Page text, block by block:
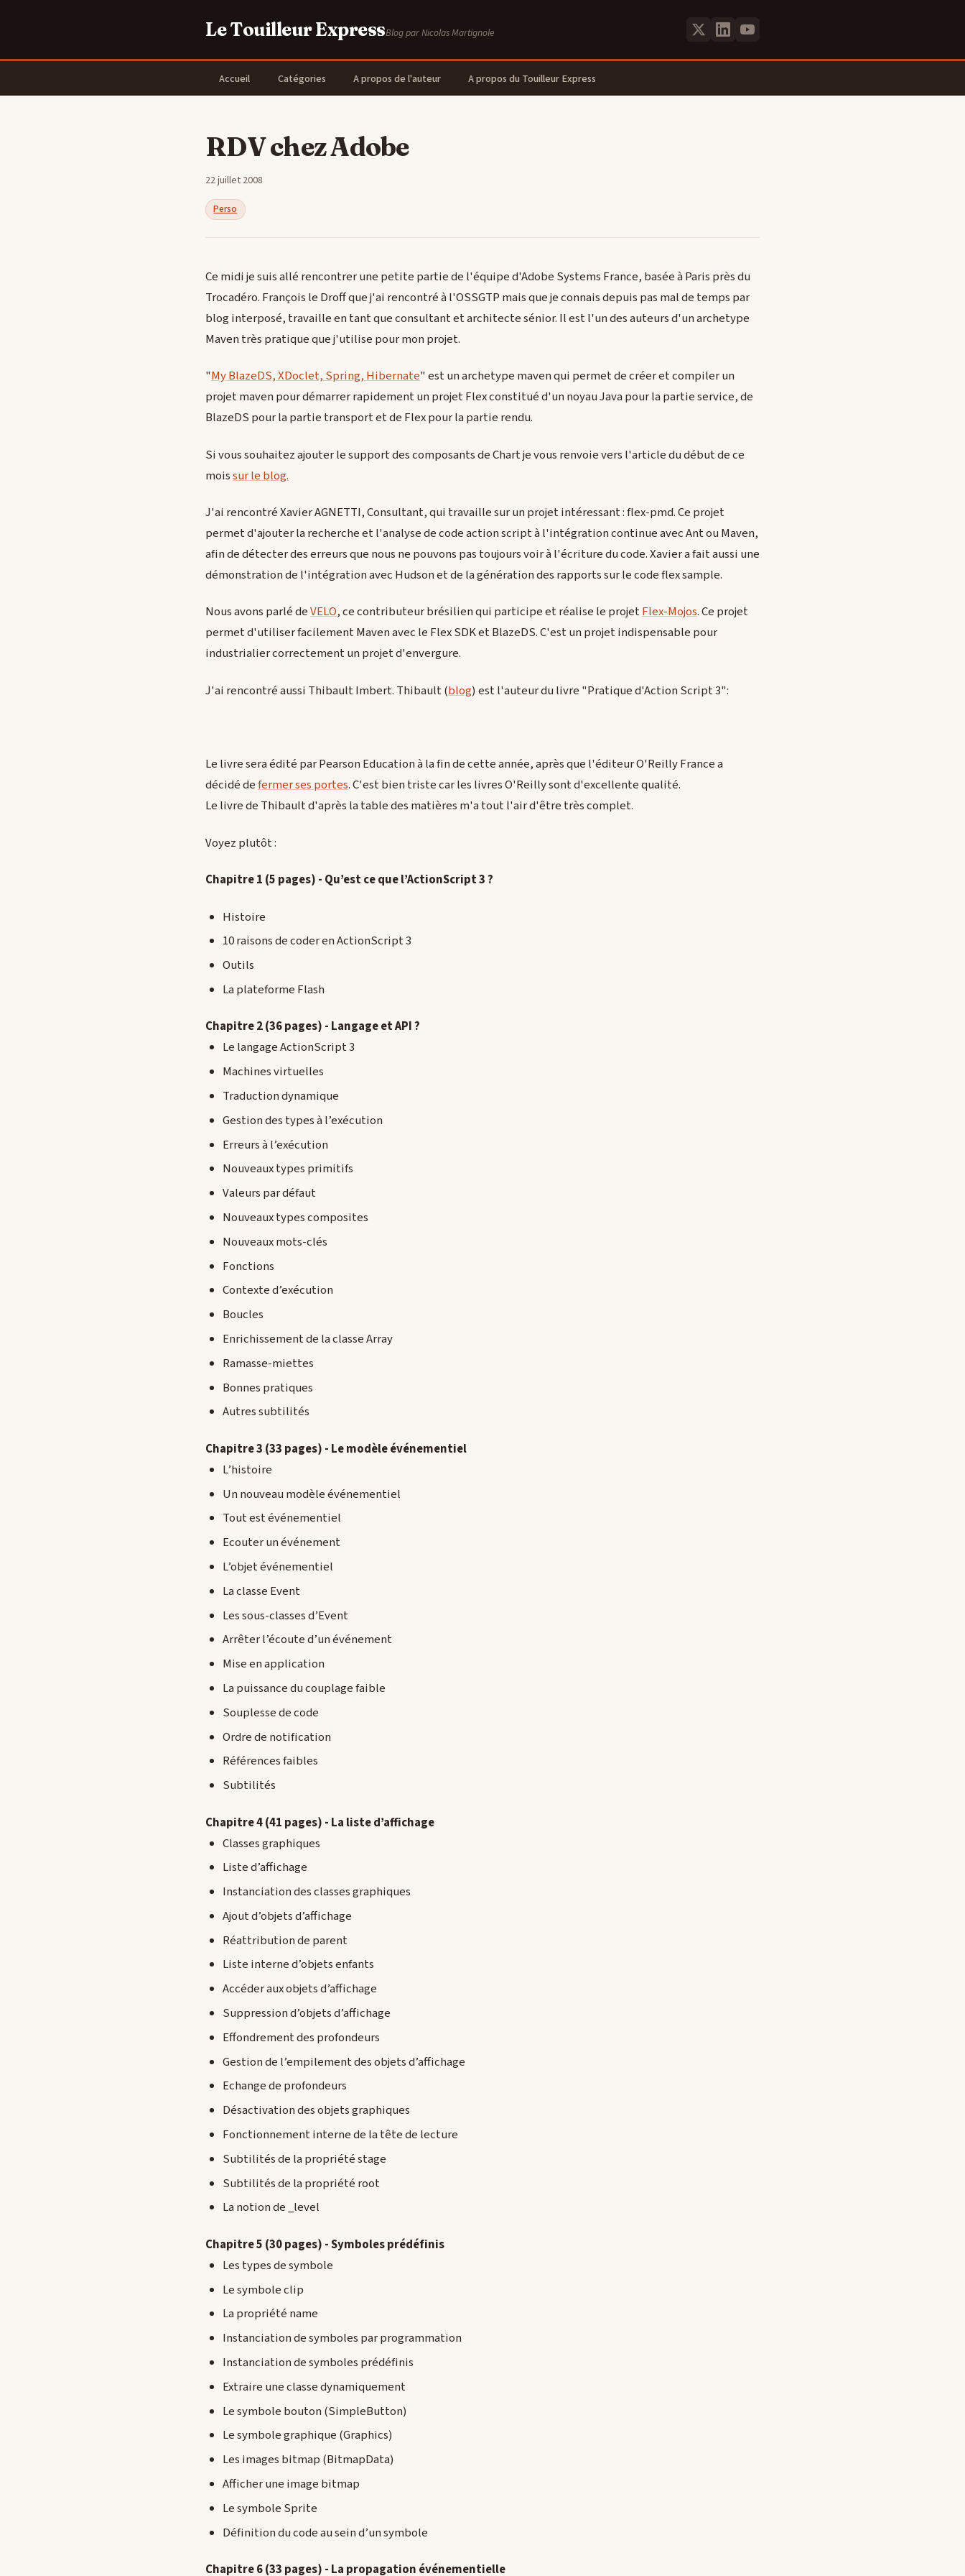
Le Touilleur ExpressBlog par Nicolas Martignole
Accueil Catégories A propos de l'auteur A propos du Touilleur Express
RDV chez Adobe
22 juillet 2008
Perso
Ce midi je suis allé rencontrer une petite partie de l'équipe d'Adobe Systems France, basée à Paris près du
Trocadéro. François le Droff que j'ai rencontré à l'OSSGTP mais que je connais depuis pas mal de temps par
blog interposé, travaille en tant que consultant et architecte sénior. Il est l'un des auteurs d'un archetype
Maven très pratique que j'utilise pour mon projet.
"My BlazeDS, XDoclet, Spring, Hibernate" est un archetype maven qui permet de créer et compiler un
projet maven pour démarrer rapidement un projet Flex constitué d'un noyau Java pour la partie service, de
BlazeDS pour la partie transport et de Flex pour la partie rendu.
Si vous souhaitez ajouter le support des composants de Chart je vous renvoie vers l'article du début de ce
moissur le blog.
J'ai rencontré Xavier AGNETTI, Consultant, qui travaille sur un projet intéressant : flex-pmd. Ce projet
permet d'ajouter la recherche et l'analyse de code action script à l'intégration continue avec Ant ou Maven,
afin de détecter des erreurs que nous ne pouvons pas toujours voir à l'écriture du code. Xavier a fait aussi une
démonstration de l'intégration avec Hudson et de la génération des rapports sur le code flex sample.
Nous avons parlé deVELO, ce contributeur brésilien qui participe et réalise le projetFlex-Mojos. Ce projet
permet d'utiliser facilement Maven avec le Flex SDK et BlazeDS. C'est un projet indispensable pour
industrialier correctement un projet d'envergure.
J'ai rencontré aussi Thibault Imbert. Thibault (blog) est l'auteur du livre "Pratique d'Action Script 3":
Le livre sera édité par Pearson Education à la fin de cette année, après que l'éditeur O'Reilly France a
décidé defermer ses portes. C'est bien triste car les livres O'Reilly sont d'excellente qualité.
Le livre de Thibault d'après la table des matières m'a tout l'air d'être très complet.
Voyez plutôt :
Chapitre 1 (5 pages) - Qu’est ce que l’ActionScript 3 ?
Histoire
10 raisons de coder en ActionScript 3
Outils
La plateforme Flash
Chapitre 2 (36 pages) - Langage et API ?
Le langage ActionScript 3
Machines virtuelles
Traduction dynamique
Gestion des types à l’exécution
Erreurs à l’exécution
Nouveaux types primitifs
Valeurs par défaut
Nouveaux types composites
Nouveaux mots-clés
Fonctions
Contexte d’exécution
Boucles
Enrichissement de la classe Array
Ramasse-miettes
Bonnes pratiques
Autres subtilités
Chapitre 3 (33 pages) - Le modèle événementiel
L’histoire
Un nouveau modèle événementiel
Tout est événementiel
Ecouter un événement
L’objet événementiel
La classe Event
Les sous-classes d’Event
Arrêter l’écoute d’un événement
Mise en application
La puissance du couplage faible
Souplesse de code
Ordre de notification
Références faibles
Subtilités
Chapitre 4 (41 pages) - La liste d’affichage
Classes graphiques
Liste d’affichage
Instanciation des classes graphiques
Ajout d’objets d’affichage
Réattribution de parent
Liste interne d’objets enfants
Accéder aux objets d’affichage
Suppression d’objets d’affichage
Effondrement des profondeurs
Gestion de l’empilement des objets d’affichage
Echange de profondeurs
Désactivation des objets graphiques
Fonctionnement interne de la tête de lecture
Subtilités de la propriété stage
Subtilités de la propriété root
La notion de _level
Chapitre 5 (30 pages) - Symboles prédéfinis
Les types de symbole
Le symbole clip
La propriété name
Instanciation de symboles par programmation
Instanciation de symboles prédéfinis
Extraire une classe dynamiquement
Le symbole bouton (SimpleButton)
Le symbole graphique (Graphics)
Les images bitmap (BitmapData)
Afficher une image bitmap
Le symbole Sprite
Définition du code au sein d’un symbole
Chapitre 6 (33 pages) - La propagation événementielle